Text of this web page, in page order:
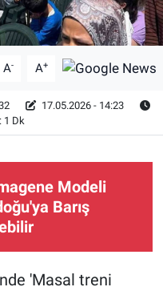
A- A+
17.05.2026 - 14:23
1 Dk
Modeli
Barış
'Masal treni